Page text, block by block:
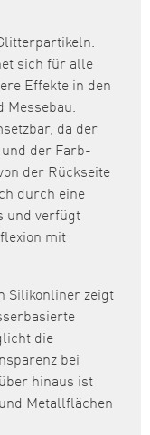
sich für alle
Effekte in den
da der
der Farb-
der Rückseite
durch eine
und verfügt
mit
Silikonliner zeigt
die
bei
hinaus ist
Metallflächen